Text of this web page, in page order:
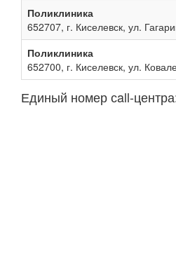
Поликлиника
652707, г. Киселевск, ул.
Поликлиника
652700, г. Киселевск, ул.
Единый номер сall-